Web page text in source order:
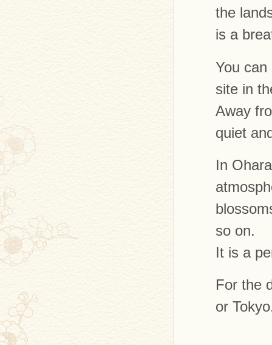
the
is a
You
site in
Away
quiet
In
so on.
It is a
For the
or